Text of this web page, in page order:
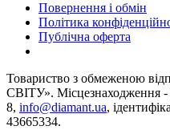
Повернення і обмін
Політика
Публічна оферта
Товариство з обмеженою
СВІТУ». Місцезнаходження -
8, info@diamant.ua,
43665334.